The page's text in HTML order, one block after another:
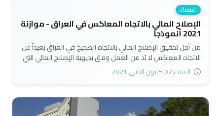
اقتصاد
الإصلاح المالي بالاتجاه المعاكس في العراق - موازنة
2021 أنموذجاً
من أجل تحقيق الإصلاح المالي بالاتجاه الصحيح في العراق بعيداً عن
الاتجاه المعاكس لا بُد من العمل وفق بديهية الإصلاح المالي التي
تم الابتداء بها، أي العمل على تخفيض النفقات العامة أكثر ما يمكن
والاقتصار على الضروريات فقط وزيادة الإيرادات العامة أكبر ما يمكن
على أن لا تؤدي هذه الزيادة إلى آثار عكسية تضر بذات الإصلاح
المالي كما في حال زيادة الضرائب بنسبة 100% تؤدي إلى تخفيض
الحصيلة الضريبية إلى الصفر..
السبت 02 كانون الثاني 2021